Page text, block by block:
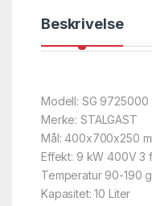
Beskrivelse
Modell: SG 9725000
Merke: STALGAST
Mål: 400x700x250
Effekt: 9 kW 400V 3
Temperatur 90-190
Kapasitet: 10 Liter